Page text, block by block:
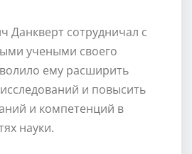
Данкверт сотрудничал с
учеными своего
ему расширить
и повысить
и компетенций в
науки.